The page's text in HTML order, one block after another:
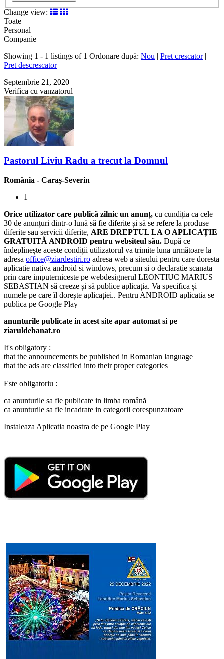
Change view:
Toate
Personal
Companie
Showing 1 - 1 listings of 1 Ordonare după: Nou | Pret crescator |
Pret descrescator
Septembrie 21, 2020
Verifica cu vanzatorul
Pastorul Liviu Radu a trecut la Domnul
România - Caraș-Severin
1
Orice utilizator care publică zilnic un anunț, cu cundiția ca cele
30 de anunțuri dintr-o lună să fie diferite și să se refere la produse
diferite sau servicii diferite, ARE DREPTUL LA O APLICAȚIE
GRATUITĂ ANDROID pentru websiteul său. După ce
îndeplinește aceste condiții utilizatorul va trimite luna următoare la
adresa office@ziardestiri.ro adresa web a siteului pentru care doresta
aplicatie nativa android si windows, precum si o declaratie scanata
prin care imputerniceste pe webdesignerul LEONTIUC MARIUS
SEBASTIAN să creeze și să publice aplicația. Va specifica și
numele pe care îl dorește aplicației.. Pentru ANDROID aplicatia se
publica pe Google Play
anunturile publicate in acest site apar automat si pe
ziaruldebanat.ro
It's obligatory :
that the announcements be published in Romanian language
that the ads are classified into their proper categories
Este obligatoriu :
ca anunturile sa fie publicate in limba română
ca anunturile sa fie incadrate in categorii corespunzatoare
Instaleaza Aplicatia noastra de pe Google Play